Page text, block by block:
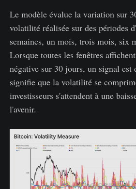
Le modèle évalue la variation sur
volatilité réalisée sur des périodes
semaines, un mois, trois mois, six
Lorsque toutes les fenêtres
négative sur 30 jours, un signal est
signifie que la volatilité se
investisseurs s'attendent à une
l'avenir.